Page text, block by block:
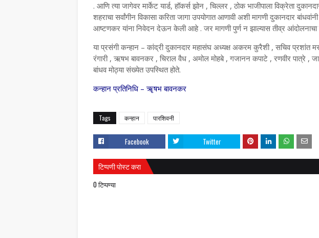
. आणि त्या जागेवर मार्केट यार्ड, हॉकर्स झोन , चिल्लर , ठोक भाजीपाला विक्रेता
शहराचा सर्वांगीन विकासा करिता जागा उपयोगात आणावी अशी मागणी दुकानदार
आष्टणकर यांना निवेदन देऊन केली आहे . जर मागणी पुर्ण न झाल्यास तीव्र आंदोलनाचा
या प्रसंगी कन्हान – कांद्री दुकानदार महासंघ अध्यक्ष अकरम कुरैशी , सचिव प्रशांत
रंगारी , ऋषभ बावनकर , चिराल वैध , अमोल मोहबे , गजानन कपाटे , रणवीर पात्रे ,
बांधव मोठ्या संख्येत उपस्थित होते.
कन्हान प्रतिनिधि – ॠषभ बावनकर
Tags कन्हान पारशिवनी
Facebook Twitter
टिप्पणी पोस्ट करा
0 टिप्पण्या